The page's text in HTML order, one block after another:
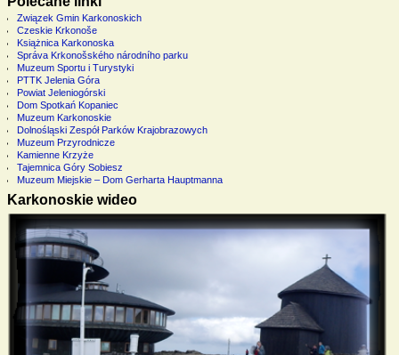
Związek Gmin Karkonoskich
Czeskie Krkonoše
Książnica Karkonoska
Správa Krkonošského národního parku
Muzeum Sportu i Turystyki
PTTK Jelenia Góra
Powiat Jeleniogórski
Dom Spotkań Kopaniec
Muzeum Karkonoskie
Dolnośląski Zespół Parków Krajobrazowych
Muzeum Przyrodnicze
Kamienne Krzyże
Tajemnica Góry Sobiesz
Muzeum Miejskie – Dom Gerharta Hauptmanna
Karkonoskie wideo